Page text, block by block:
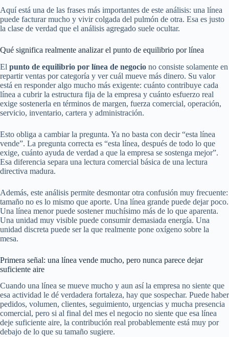
Aquí está una de las frases más importantes de este análisis: una línea
puede facturar mucho y vivir colgada del pulmón de otra. Esa es justo
la clase de verdad que el análisis agregado suele ocultar.
Qué significa realmente analizar el punto de equilibrio por línea
El punto de equilibrio por línea de negocio no consiste solamente en
repartir ventas por categoría y ver cuál mueve más dinero. Su valor
está en responder algo mucho más exigente: cuánto contribuye cada
línea a cubrir la estructura fija de la empresa y cuánto esfuerzo real
exige sostenerla en términos de margen, fuerza comercial, operación,
servicio, inventario, cartera y administración.
Esto obliga a cambiar la pregunta. Ya no basta con decir “esta línea
vende”. La pregunta correcta es “esta línea, después de todo lo que
exige, cuánto ayuda de verdad a que la empresa se sostenga mejor”.
Esa diferencia separa una lectura comercial básica de una lectura
directiva madura.
Además, este análisis permite desmontar otra confusión muy frecuente:
tamaño no es lo mismo que aporte. Una línea grande puede dejar poco.
Una línea menor puede sostener muchísimo más de lo que aparenta.
Una unidad muy visible puede consumir demasiada energía. Una
unidad discreta puede ser la que realmente pone oxígeno sobre la
mesa.
Primera señal: una línea vende mucho, pero nunca parece dejar
suficiente aire
Cuando una línea se mueve mucho y aun así la empresa no siente que
esa actividad le dé verdadera fortaleza, hay que sospechar. Puede haber
pedidos, volumen, clientes, seguimiento, urgencias y mucha presencia
comercial, pero si al final del mes el negocio no siente que esa línea
deje suficiente aire, la contribución real probablemente está muy por
debajo de lo que su tamaño sugiere.